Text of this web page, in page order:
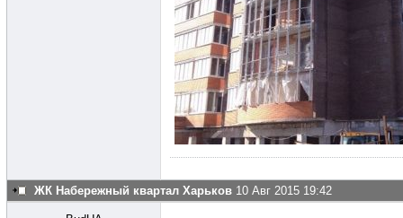
ЖК Набережный квартал Харьков 10 Авг 2015 19:42